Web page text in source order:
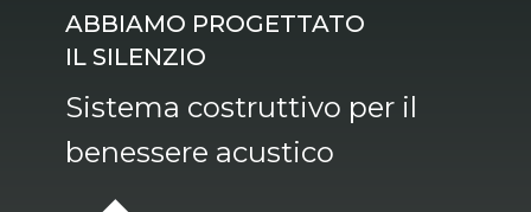
ABBIAMO PROGETTATO
IL SILENZIO
Sistema costruttivo per il
benessere acustico